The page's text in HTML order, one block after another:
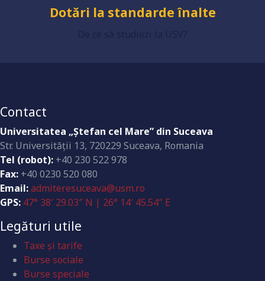
Dotări la standarde înalte
Contact
Universitatea „Ştefan cel Mare” din Suceava
Str. Universităţii 13, 720229 Suceava, Romania
Tel (robot): +40 230 522 978
Fax: +40 0230 520 080
Email:admiteresuceava@usm.ro
GPS: 47° 38′ 29.03″ N | 26° 14′ 45.54″ E
Legături utile
Taxe și tarife
Burse sociale
Burse speciale